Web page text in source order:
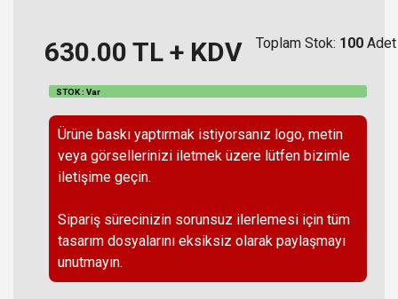
630.00 TL + KDV Toplam Stok: 100 Adet
STOK : Var
Ürüne baskı yaptırmak istiyorsanız logo, metin
veya görsellerinizi iletmek üzere lütfen bizimle
iletişime geçin.
Sipariş sürecinizin sorunsuz ilerlemesi için tüm
tasarım dosyalarını eksiksiz olarak paylaşmayı
unutmayın.